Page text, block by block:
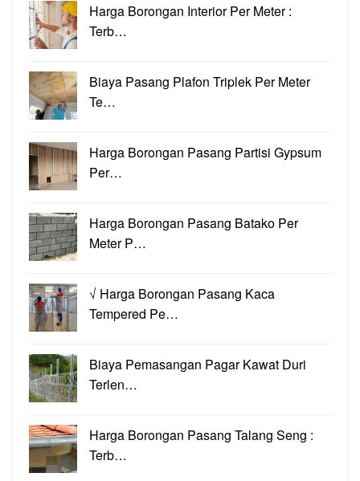
Harga Borongan Interior Per Meter :
Terb…
Biaya Pasang Plafon Triplek Per Meter
Te…
Harga Borongan Pasang Partisi Gypsum
Per…
Harga Borongan Pasang Batako Per
Meter P…
√ Harga Borongan Pasang Kaca
Tempered Pe…
Biaya Pemasangan Pagar Kawat Duri
Terlen…
Harga Borongan Pasang Talang Seng :
Terb…